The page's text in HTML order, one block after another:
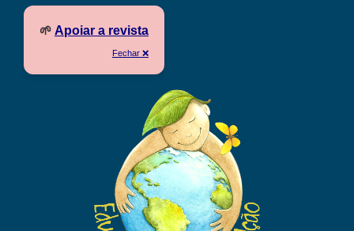
🌱 Apoiar a revista
Fechar ❌